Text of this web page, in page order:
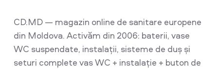
CD.MD — magazin online de sanitare europene
din Moldova. Activăm din 2006: baterii, vase
WC suspendate, instalații, sisteme de duș și
seturi complete vas WC + instalație + buton de